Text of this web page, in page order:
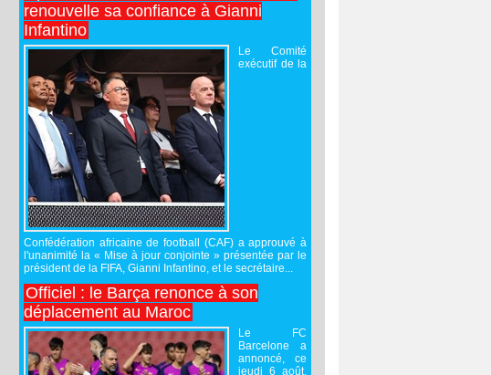
renouvelle sa confiance à Gianni
Infantino
Le Comité
exécutif de la
Confédération africaine de football (CAF) a approuvé à
l'unanimité la « Mise à jour conjointe » présentée par le
président de la FIFA, Gianni Infantino, et le secrétaire...
Officiel : le Barça renonce à son
déplacement au Maroc
Le FC
Barcelone a
annoncé, ce
jeudi 6 août,